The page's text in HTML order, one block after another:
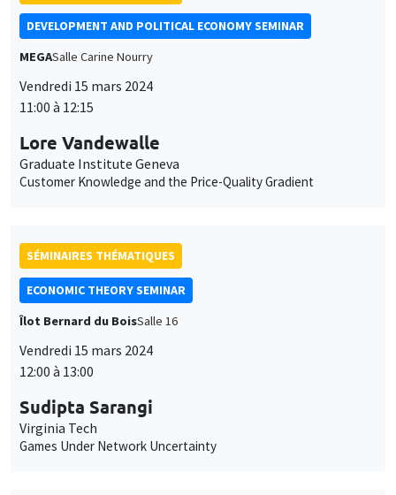
DEVELOPMENT AND POLITICAL ECONOMY SEMINAR
MEGASalle Carine Nourry
Vendredi 15 mars 2024
11:00 à 12:15
Lore Vandewalle
Graduate Institute Geneva
Customer Knowledge and the Price-Quality Gradient
SÉMINAIRES THÉMATIQUES
ECONOMIC THEORY SEMINAR
Îlot Bernard du BoisSalle 16
Vendredi 15 mars 2024
12:00 à 13:00
Sudipta Sarangi
Virginia Tech
Games Under Network Uncertainty